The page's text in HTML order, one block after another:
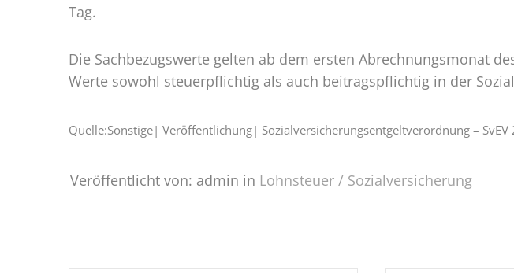
Tag.
Die Sachbezugswerte gelten ab dem ersten Abrechnungsmonat
Werte sowohl steuerpflichtig als auch beitragspflichtig in der
Quelle:Sonstige| Veröffentlichung| Sozialversicherungsentgeltverordnung –
Veröffentlicht von: admin in Lohnsteuer / Sozialversicherung